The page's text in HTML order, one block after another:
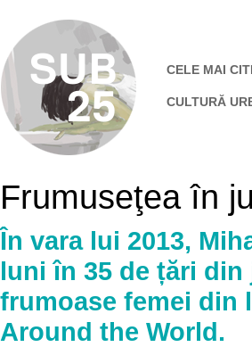
CELE MAI
CULTURĂ
Frumuseţea în
În vara lui 2013,
luni în 35 de țări
frumoase femei din
Around the World.